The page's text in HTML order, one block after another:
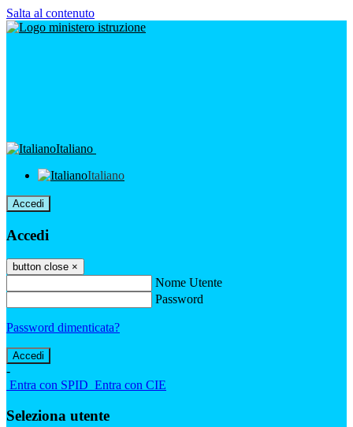
Salta al contenuto
Italiano
Italiano
Accedi
Accedi
button close ×
Nome Utente
Password
Password dimenticata?
-
Entra con SPID Entra con CIE
Seleziona utente